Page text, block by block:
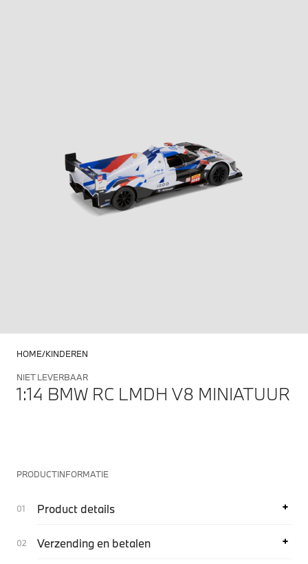
HOME KINDEREN
NIET LEVERBAAR
1:14 BMW RC LMDH V8 MINIATUUR
PRODUCTINFORMATIE
Product details
Verzending en betalen